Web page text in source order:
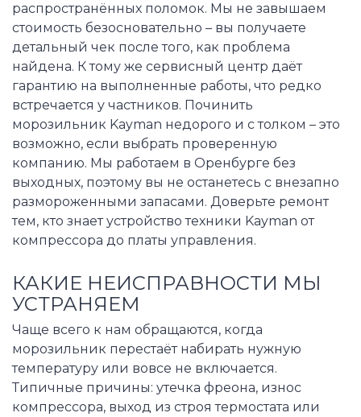
распространённых поломок. Мы не завышаем
стоимость безосновательно – вы получаете
детальный чек после того, как проблема
найдена. К тому же сервисный центр даёт
гарантию на выполненные работы, что редко
встречается у частников. Починить
морозильник Kayman недорого и с толком – это
возможно, если выбрать проверенную
компанию. Мы работаем в Оренбурге без
выходных, поэтому вы не останетесь с внезапно
размороженными запасами. Доверьте ремонт
тем, кто знает устройство техники Kayman от
компрессора до платы управления.
КАКИЕ НЕИСПРАВНОСТИ МЫ
УСТРАНЯЕМ
Чаще всего к нам обращаются, когда
морозильник перестаёт набирать нужную
температуру или вовсе не включается.
Типичные причины: утечка фреона, износ
компрессора, выход из строя термостата или